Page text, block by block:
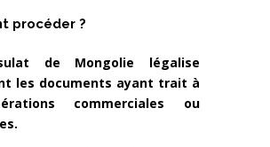
procéder ?
de Mongolie légalise
les documents ayant trait à
commerciales ou